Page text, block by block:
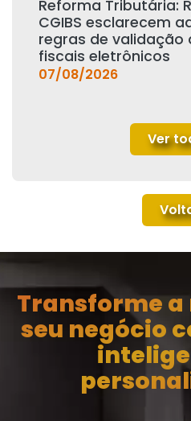
Reforma Tributária:
CGIBS esclarecem
regras de validação
fiscais eletrônicos
07/08/2026
Ver
Transforme
seu negócio